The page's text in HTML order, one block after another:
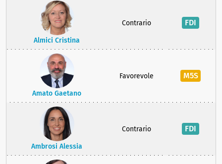
Almici Cristina
Contrario FDI
Amato Gaetano
Favorevole M5S
Ambrosi Alessia
Contrario FDI